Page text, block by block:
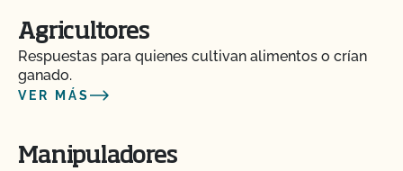
Agricultores
Respuestas para quienes cultivan alimentos o crían
ganado.
VER MÁS
Manipuladores
¿Qué es un número de lote?
¿Qué es una pista de auditoría?
¿Qué es MyCCOF?